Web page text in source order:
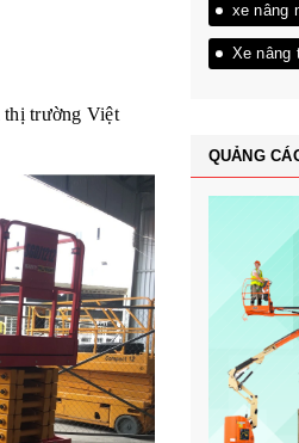
thị trường Việt
xe nâng
Xe nâng
QUẢNG